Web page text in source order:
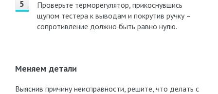
Проверьте терморегулятор, прикоснувшись
щупом тестера к выводам и покрутив ручку –
сопротивление должно быть равно нулю.
Меняем детали
Выяснив причину неисправности, решите, что делать с